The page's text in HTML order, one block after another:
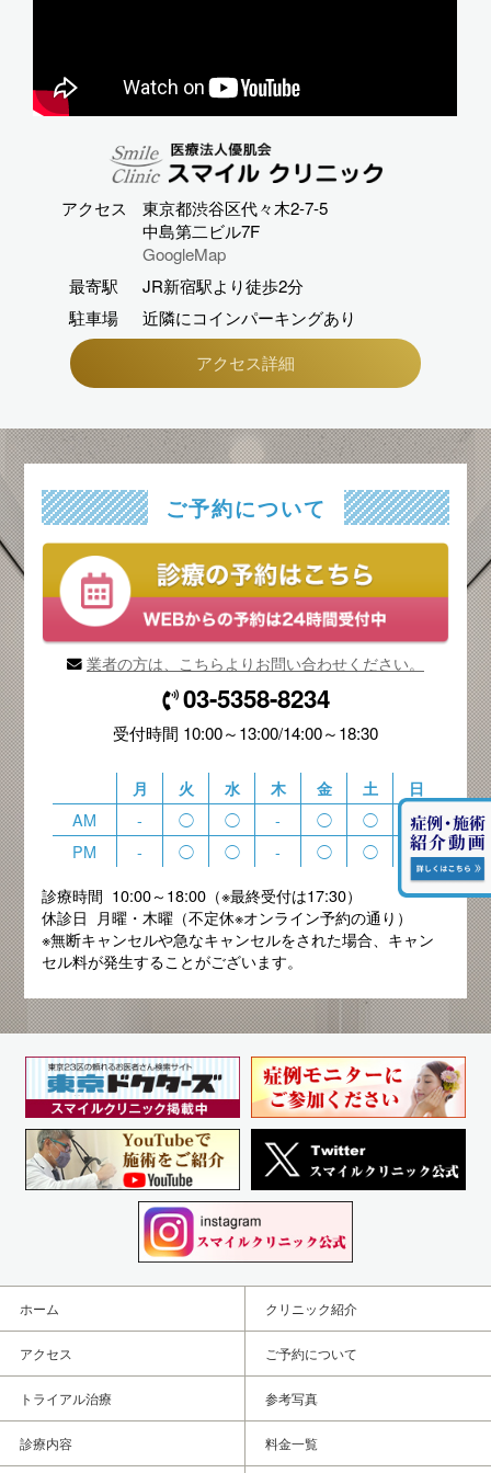
アクセス
東京都渋谷区代々木2-7-5
中島第二ビル7F
GoogleMap
最寄駅
JR新宿駅より徒歩2分
駐車場
近隣にコインパーキングあり
アクセス詳細
ご予約について
業者の方は、こちらよりお問い合わせください。
03-5358-8234
受付時間 10:00～13:00/14:00～18:30
月 火 水 木 金 土 日
AM - ◯ ◯ - ◯ ◯
◯
PM
- ◯ ◯ - ◯ ◯
◯
診療時間 10:00～18:00（※最終受付は17:30）
休診日 月曜・木曜（不定休※オンライン予約の通り）
※無断キャンセルや急なキャンセルをされた場合、キャン
セル料が発生することがございます。
ホーム クリニック紹介
アクセス ご予約について
トライアル治療 参考写真
診療内容 料金一覧